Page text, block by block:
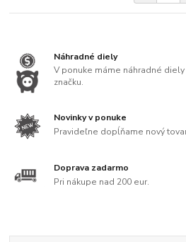
Náhradné diely
V ponuke máme náhradné
značku.
Novinky v ponuke
Pravideľne dopĺňame nový
Doprava zadarmo
Pri nákupe nad 200 eur.